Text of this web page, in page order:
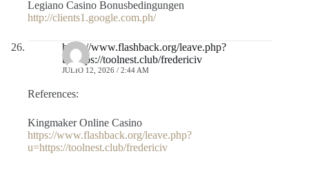
Legiano Casino Bonusbedingungen
http://clients1.google.com.ph/
https://www.flashback.org/leave.php?
u=https://toolnest.club/fredericiv
JULIO 12, 2026 / 2:44 AM
References:
Kingmaker Online Casino
https://www.flashback.org/leave.php?
u=https://toolnest.club/fredericiv